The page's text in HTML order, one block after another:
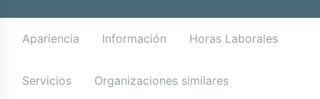
Apariencia Información Horas Laborales
Servicios Organizaciones similares